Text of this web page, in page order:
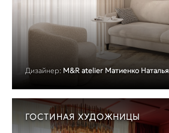
Дизайнер: M&R atelier Матиенко Наталья
ГОСТИНАЯ ХУДОЖНИЦЫ